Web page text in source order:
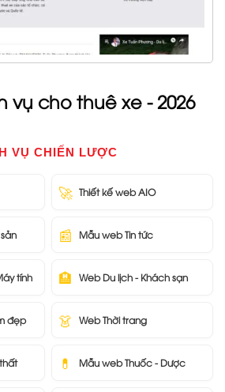
vụ cho thuê xe - 2026
VỤ CHIẾN LƯỢC
🚀 Thiết kế web AIO
📰 Mẫu web Tin tức
tính 🏨 Web Du lịch - Khách sạn
đẹp 👗 Web Thời trang
💊 Mẫu web Thuốc - Dược